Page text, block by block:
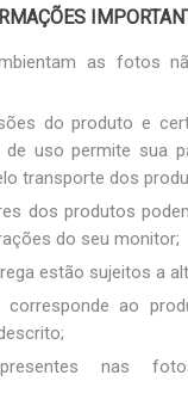
as fotos
do produto e
uso permite sua
transporte dos
dos produtos
do seu monitor;
estão sujeitos a
corresponde ao
nas